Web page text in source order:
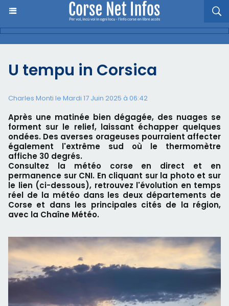
U tempu in Corsica
Charles Monti le Mardi 17 Juin 2025 à 06:42
Après une matinée bien dégagée, des nuages se
forment sur le relief, laissant échapper quelques
ondées. Des averses orageuses pourraient affecter
également l'extrême sud où le thermomètre
affiche 30 degrés.
Consultez la météo corse en direct et en
permanence sur CNI. En cliquant sur la photo et sur
le lien (ci-dessous), retrouvez l'évolution en temps
réel de la météo dans les deux départements de
Corse et dans les principales cités de la région,
avec la Chaîne Météo.